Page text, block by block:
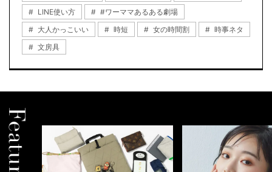
LINE使い方
#ワーママあるある劇場
大人かっこいい
時短 女の時間割
時事ネタ
文房具